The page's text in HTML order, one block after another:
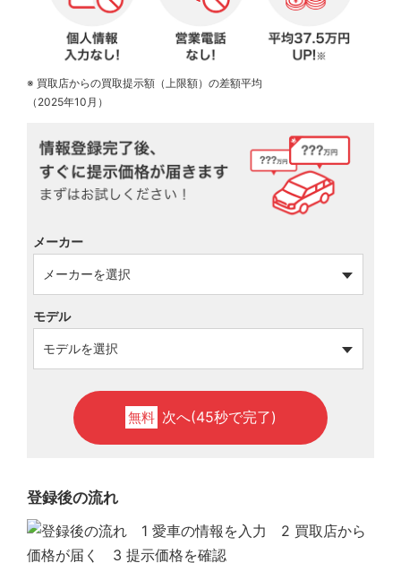
※ 買取店からの買取提示額（上限額）の差額平均
（2025年10月）
メーカー
モデル
無料 次へ(45秒で完了)
登録後の流れ